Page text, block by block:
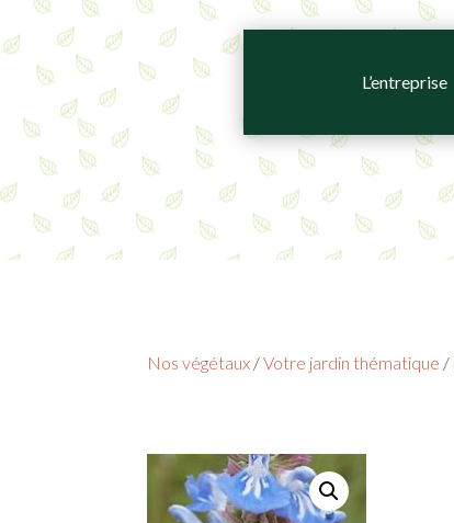
L’entreprise
Nos végétaux /Votre jardin thématique /